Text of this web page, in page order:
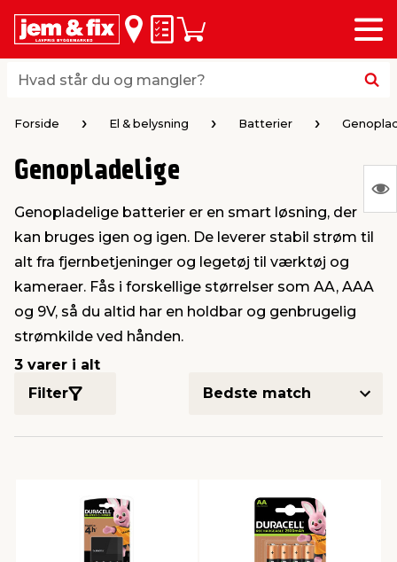
Hvad står du og mangler?
Hvad står du og mangler?
Huskeseddel
Indkøbskurv
Menu
loft & vægge
vinduer
brædder
& stilladser
& varme
& ophæng
& opbevaring
& persienner
& standere
& armatur
& ventilation
kloak
Home
data & TV
& kemikalier
& fugemasse
af værktøj
maskiner
& spande
underholdning
Forside El & belysning Batterier
Genopladelige
Genopladelige batterier er en smart løsning, der
kan bruges igen og igen. De leverer stabil strøm til
alt fra fjernbetjeninger og legetøj til værktøj og
kameraer. Fås i forskellige størrelser som AA, AAA
og 9V, så du altid har en holdbar og genbrugelig
strømkilde ved hånden.
3 varer i alt
Filter